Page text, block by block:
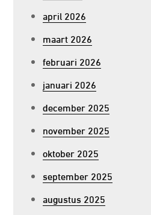
april 2026
maart 2026
februari 2026
januari 2026
december 2025
november 2025
oktober 2025
september 2025
augustus 2025